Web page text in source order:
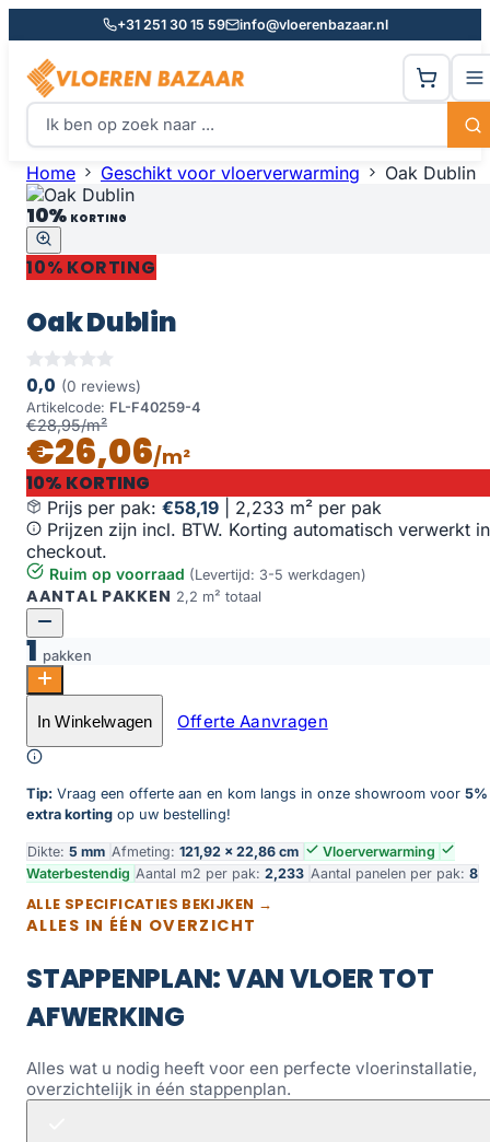
+31 251 30 15 59 info@vloerenbazaar.nl
Home Geschikt voor vloerverwarming Oak Dublin
10% KORTING
10% KORTING
Oak Dublin
0,0 (0 reviews)
Artikelcode: FL-F40259-4
€28,95/m²
€26,06/m²
10% KORTING
Prijs per pak: €58,19
2,233 m² per pak
Prijzen zijn incl. BTW. Korting automatisch verwerkt in
checkout.
Ruim op voorraad (Levertijd: 3-5 werkdagen)
AANTAL PAKKEN 2,2 m² totaal
1 pakken
Oak Dublin aantal
Toevoegen aan winkelwagen
In Winkelwagen Offerte Aanvragen
Tip: Vraag een offerte aan en kom langs in onze showroom voor 5%
extra korting op uw bestelling!
Dikte: 5 mm Afmeting: 121,92 × 22,86 cm
Vloerverwarming
Waterbestendig Aantal m2 per pak: 2,233 Aantal panelen per pak: 8
ALLE SPECIFICATIES BEKIJKEN →
ALLES IN ÉÉN OVERZICHT
STAPPENPLAN: VAN VLOER TOT
AFWERKING
Alles wat u nodig heeft voor een perfecte vloerinstallatie,
overzichtelijk in één stappenplan.